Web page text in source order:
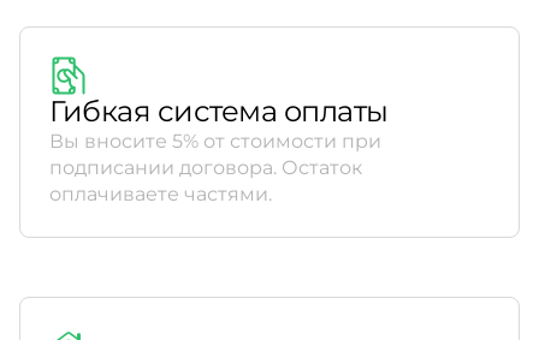
Гибкая система оплаты
Вы вносите 5% от стоимости при
подписании договора. Остаток
оплачиваете частями.